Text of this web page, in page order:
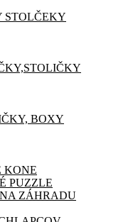
STOLČEKY
BOXY
KONE
PUZZLE
ZÁHRADU